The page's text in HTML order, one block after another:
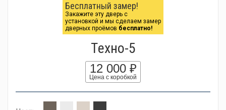
Бесплатный замер!
Закажите эту дверь с
установкой и мы сделаем замер
дверных проёмов бесплатно!
Tехно-5
12 000 ₽
Цена с коробкой